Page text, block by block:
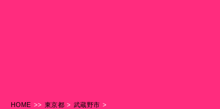
HOME >> 東京都 > 武蔵野市 >